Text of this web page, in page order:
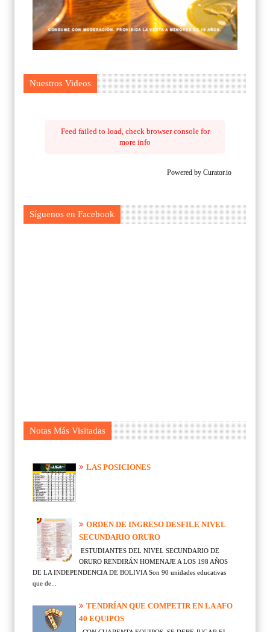
Nuestros Videos
Feed failed to load, check browser console for
more info
Powered by Curator.io
Síguenos en Facebook
Notas Más Visitadas
LAS POSICIONES
ORDEN DE INGRESO DESFILE NIVEL
SECUNDARIO ORURO
ESTUDIANTES DEL NIVEL SECUNDARIO DE
ORURO RENDIRÁN HOMENAJE A LOS 198 AÑOS
DE LA INDEPENDENCIA DE BOLIVIA Son 90 unidades educativas
que de...
TENDRÍAN QUE COMPETIR EN LA AFO
40 EQUIPOS